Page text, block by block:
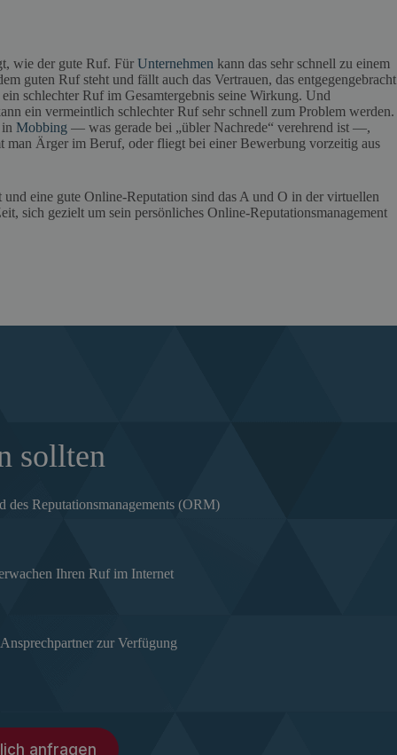
wie der gute Ruf. Für Unternehmen kann das sehr schnell zu einem
guten Ruf steht und fällt auch das Vertrauen, das entgegengebracht
schlechter Ruf im Gesamtergebnis seine Wirkung. Und
ein vermeintlich schlechter Ruf sehr schnell zum Problem werden.
Mobbing — was gerade bei „übler Nachrede“ verehrend ist —,
man Ärger im Beruf, oder fliegt bei einer Bewerbung vorzeitig aus
eine gute Online-Reputation sind das A und O in der virtuellen
sich gezielt um sein persönliches Online-Reputationsmanagement
sollten
des Reputationsmanagements (ORM)
Ihren Ruf im Internet
zur Verfügung
anfragen